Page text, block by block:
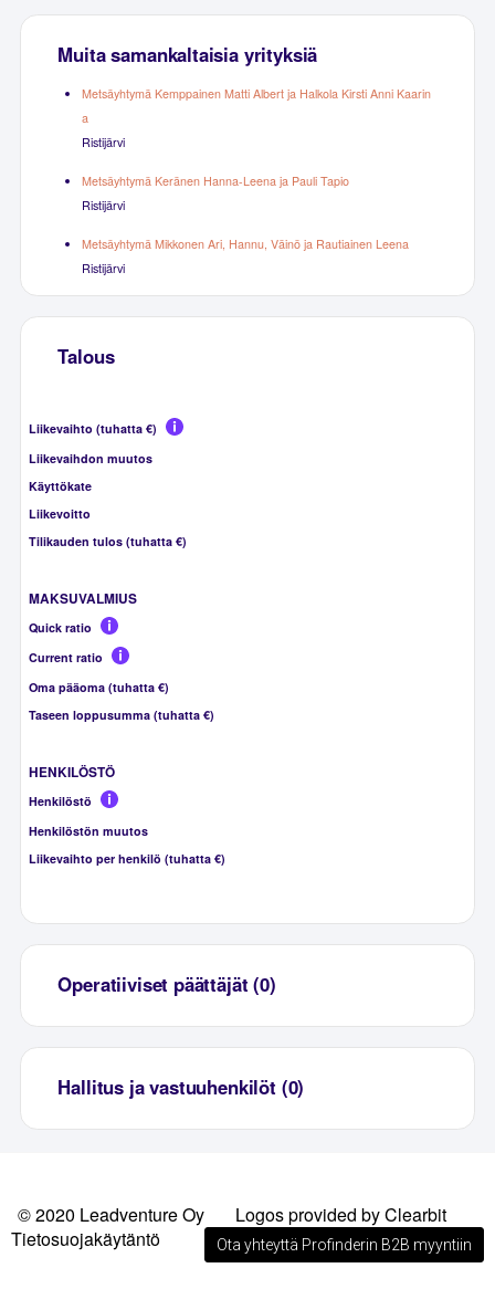
Muita samankaltaisia yrityksiä
Metsäyhtymä Kemppainen Matti Albert ja Halkola Kirsti Anni Kaarin
a
Ristijärvi
Metsäyhtymä Keränen Hanna-Leena ja Pauli Tapio
Ristijärvi
Metsäyhtymä Mikkonen Ari, Hannu, Väinö ja Rautiainen Leena
Ristijärvi
Talous
Liikevaihto (tuhatta €)
Liikevaihdon muutos
Käyttökate
Liikevoitto
Tilikauden tulos (tuhatta €)
MAKSUVALMIUS
Quick ratio
Current ratio
Oma pääoma (tuhatta €)
Taseen loppusumma (tuhatta €)
HENKILÖSTÖ
Henkilöstö
Henkilöstön muutos
Liikevaihto per henkilö (tuhatta €)
Operatiiviset päättäjät (0)
Hallitus ja vastuuhenkilöt (0)
© 2020 Leadventure Oy
Logos provided by Clearbit
Tietosuojakäytäntö
Ota yhteyttä Profinderin B2B myyntiin